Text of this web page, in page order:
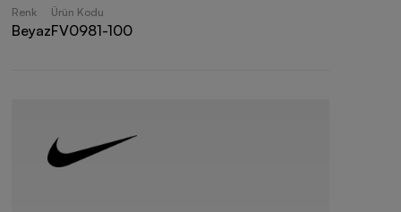
Renk
Beyaz
Ürün Kodu
FV0981-100